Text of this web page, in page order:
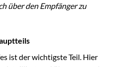
über den Empfänger zu
ist der wichtigste Teil. Hier